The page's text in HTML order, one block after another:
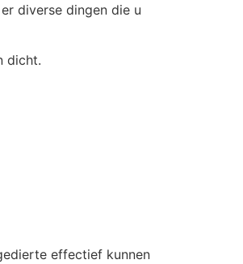
diverse dingen die u
dicht.
effectief kunnen